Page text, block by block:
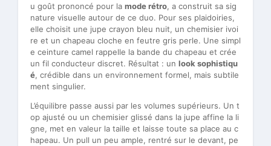
u goût prononcé pour la mode rétro, a construit sa sig
nature visuelle autour de ce duo. Pour ses plaidoiries,
elle choisit une jupe crayon bleu nuit, un chemisier ivoi
re et un chapeau cloche en feutre gris perle. Une simpl
e ceinture camel rappelle la bande du chapeau et crée
un fil conducteur discret. Résultat : un look sophistiqu
é, crédible dans un environnement formel, mais subtile
ment singulier.
L’équilibre passe aussi par les volumes supérieurs. Un t
op ajusté ou un chemisier glissé dans la jupe affine la li
gne, met en valeur la taille et laisse toute sa place au c
hapeau. Un pull un peu ample, rentré sur le devant, pe